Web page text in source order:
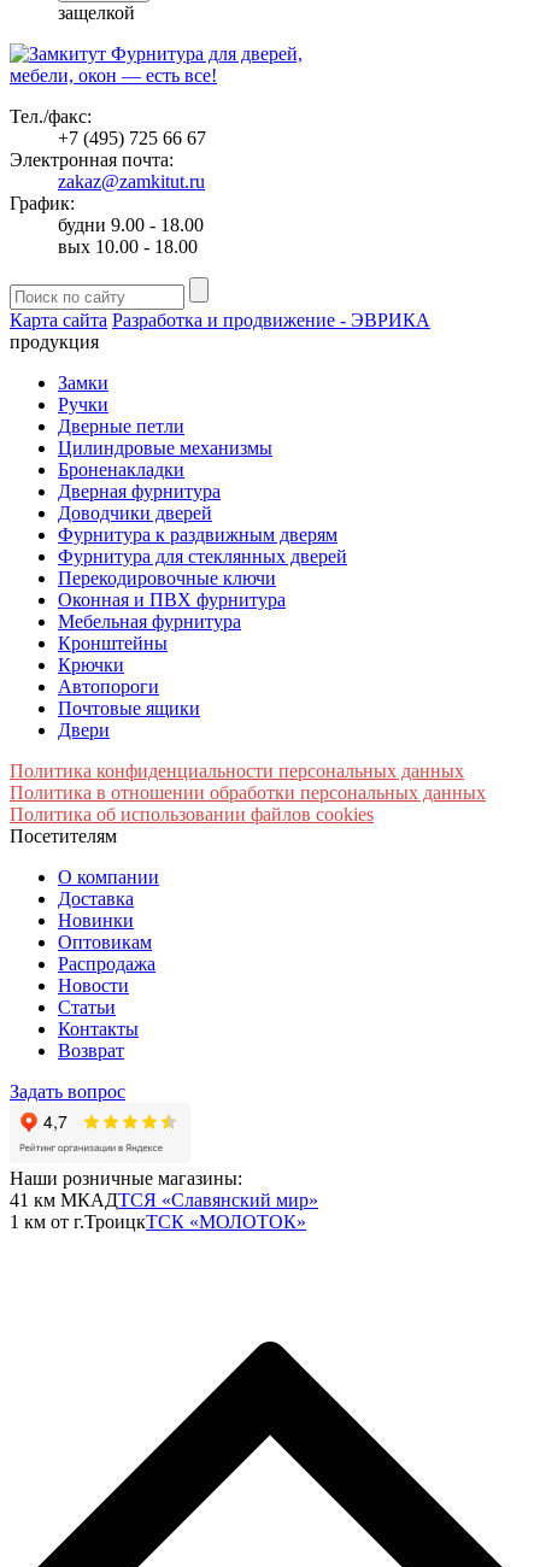
защелкой
Фурнитура для дверей,
мебели, окон — есть все!
Тел./факс:
+7 (495) 725 66 67
Электронная почта:
zakaz@zamkitut.ru
График:
будни 9.00 - 18.00
вых 10.00 - 18.00
Карта сайта Разработка и продвижение - ЭВРИКА
продукция
Замки
Ручки
Дверные петли
Цилиндровые механизмы
Броненакладки
Дверная фурнитура
Доводчики дверей
Фурнитура к раздвижным дверям
Фурнитура для стеклянных дверей
Перекодировочные ключи
Оконная и ПВХ фурнитура
Мебельная фурнитура
Кронштейны
Крючки
Автопороги
Почтовые ящики
Двери
Политика конфиденциальности персональных данных
Политика в отношении обработки персональных данных
Политика об использовании файлов cookies
Посетителям
О компании
Доставка
Новинки
Оптовикам
Распродажа
Новости
Статьи
Контакты
Возврат
Задать вопрос
Наши розничные магазины:
41 км МКАДТСЯ «Славянский мир»
1 км от г.ТроицкТСК «МОЛОТОК»